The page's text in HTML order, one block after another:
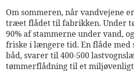
Om sommeren, når vandvejene
træet flådet til fabrikken. Under
90% af stammerne under vand,
friske i længere tid. En flåde med
båd, svarer til 400-500
tømmerflådning til et